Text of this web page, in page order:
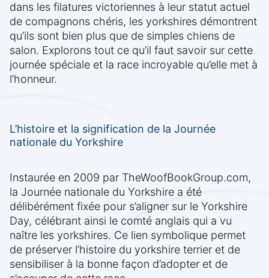
dans les filatures victoriennes à leur statut actuel
de compagnons chéris, les yorkshires démontrent
qu’ils sont bien plus que de simples chiens de
salon. Explorons tout ce qu’il faut savoir sur cette
journée spéciale et la race incroyable qu’elle met à
l’honneur.
L’histoire et la signification de la Journée
nationale du Yorkshire
Instaurée en 2009 par TheWoofBookGroup.com,
la Journée nationale du Yorkshire a été
délibérément fixée pour s’aligner sur le Yorkshire
Day, célébrant ainsi le comté anglais qui a vu
naître les yorkshires. Ce lien symbolique permet
de préserver l’histoire du yorkshire terrier et de
sensibiliser à la bonne façon d’adopter et de